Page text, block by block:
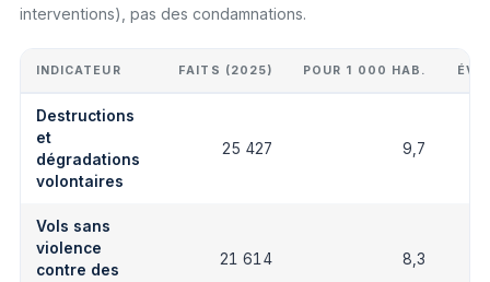
interventions), pas des condamnations.
INDICATEUR FAITS (2025) POUR 1 000 HAB.
Destructions
et
dégradations
volontaires
25 427 9,7
Vols sans
violence
contre des
21 614 8,3